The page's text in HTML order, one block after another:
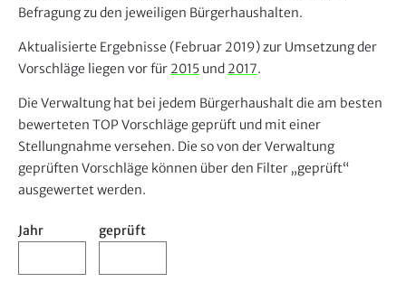
Befragung zu den jeweiligen Bürgerhaushalten.
Aktualisierte Ergebnisse (Februar 2019) zur Umsetzung der
Vorschläge liegen vor für 2015 und 2017.
Die Verwaltung hat bei jedem Bürgerhaushalt die am besten
bewerteten TOP Vorschläge geprüft und mit einer
Stellungnahme versehen. Die so von der Verwaltung
geprüften Vorschläge können über den Filter „geprüft“
ausgewertet werden.
Jahr geprüft